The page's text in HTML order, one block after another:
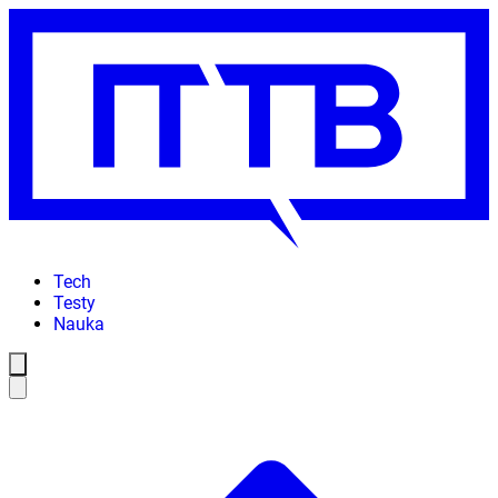
Tech
Testy
Nauka